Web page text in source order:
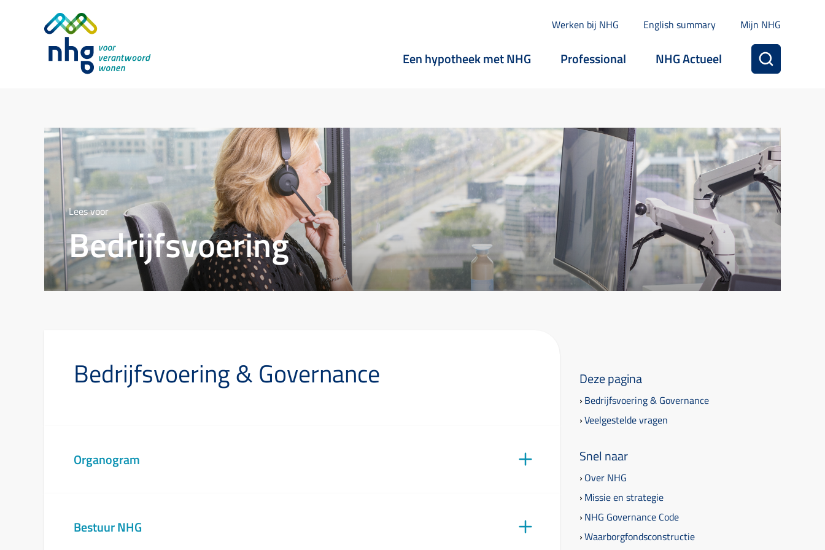
Werken bij NHG English summary Mijn NHG
Een hypotheek met NHG Professional NHG Actueel
Lees voor
Bedrijfsvoering
Bedrijfsvoering & Governance
Organogram
Bestuur NHG
Deze pagina
Bedrijfsvoering & Governance
Veelgestelde vragen
Snel naar
Over NHG
Missie en strategie
NHG Governance Code
Waarborgfondsconstructie